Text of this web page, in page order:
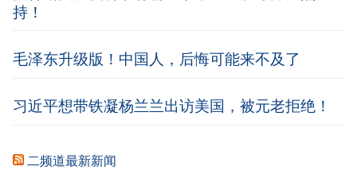
持！
毛泽东升级版！中国人，后悔可能来不及了
习近平想带铁凝杨兰兰出访美国，被元老拒绝！
二频道最新新闻